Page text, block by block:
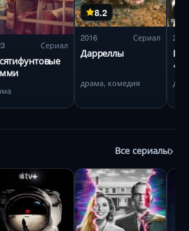
Сериал
8.2
2016 Сериал
Дарреллы
драма, комедия
2017
Все сериалы